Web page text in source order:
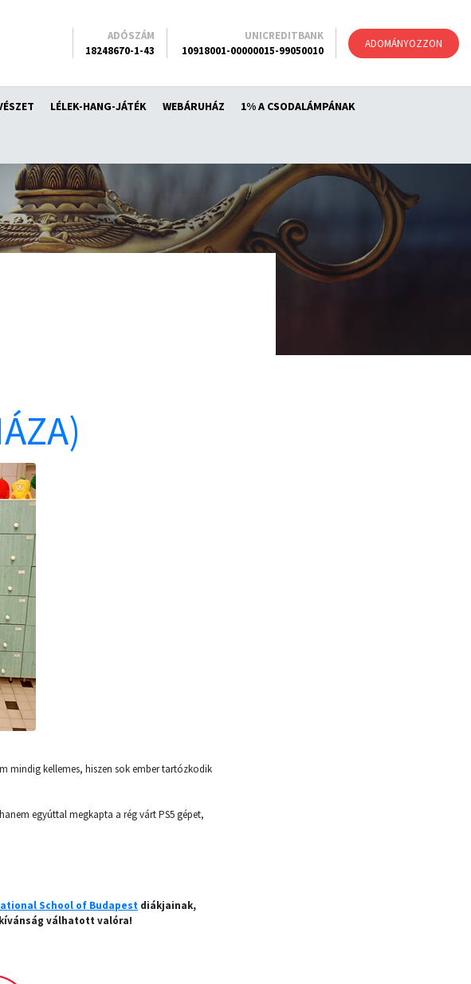
ADOMÁNYOZZON
LÉLEK-HANG-JÁTÉK WEBÁRUHÁZ 1% A CSODALÁMPÁNAK
ADÓSZÁM
18248670-1-43
UNICREDITBANK
10918001-00000015-99050010
mindig kellemes, hiszen sok ember tartózkodik
egyúttal megkapta a rég várt PS5 gépet,
School of Budapest diákjainak,
válhatott valóra!